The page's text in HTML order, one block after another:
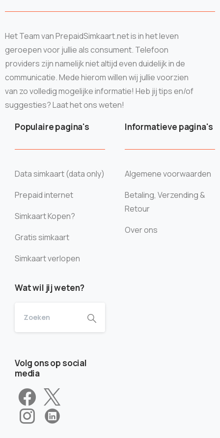
Het Team van PrepaidSimkaart.net is in het leven
geroepen voor jullie als consument. Telefoon
providers zijn namelijk niet altijd even duidelijk in de
communicatie. Mede hierom willen wij jullie voorzien
van zo volledig mogelijke informatie! Heb jij tips en/of
suggesties? Laat het ons weten!
Populaire pagina's
Data simkaart (data only)
Prepaid internet
Simkaart Kopen?
Gratis simkaart
Simkaart verlopen
Informatieve pagina's
Algemene voorwaarden
Betaling, Verzending &
Retour
Over ons
Wat wil jij weten?
Volg ons op social
media